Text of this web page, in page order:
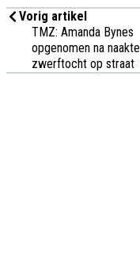
Vorig artikel
TMZ: Amanda Bynes
opgenomen na naakte
zwerftocht op straat